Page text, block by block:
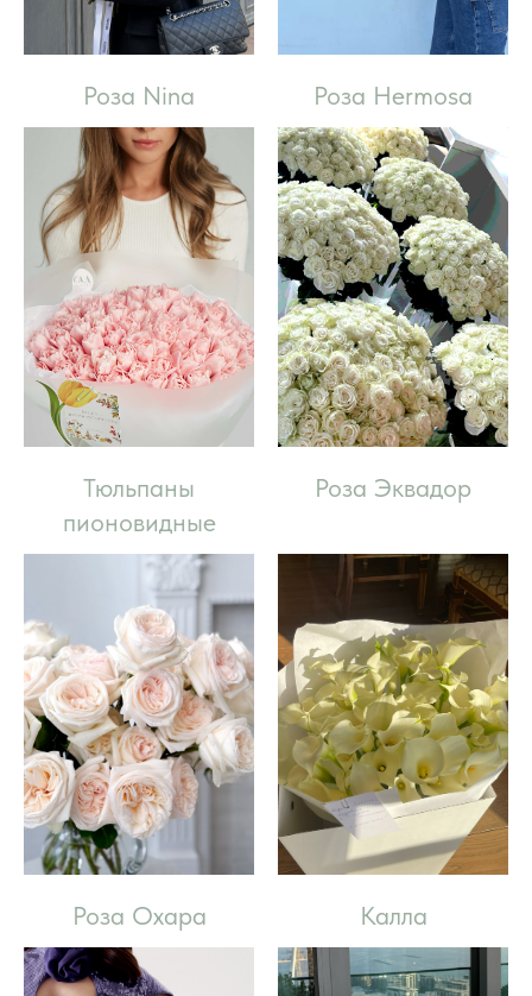
Роза Nina Роза Hermosa
Тюльпаны
пионовидные
Роза Эквадор
Роза Охара Калла